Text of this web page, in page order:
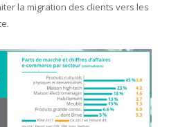
la migration des clients vers les